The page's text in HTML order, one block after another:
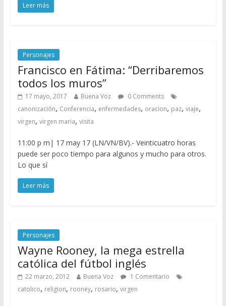
Leer más
Personajes
Francisco en Fátima: “Derribaremos
todos los muros”
17 mayo, 2017 Buena Voz
0 Comments
canonización, Conferencia, enfermedades, oracion, paz, viaje,
virgen, virgen maria, visita
11:00 p m| 17 may 17 (LN/VN/BV).- Veinticuatro horas
puede ser poco tiempo para algunos y mucho para otros.
Lo que sí
Leer más
Personajes
Wayne Rooney, la mega estrella
católica del fútbol inglés
22 marzo, 2012 Buena Voz
1 Comentario
catolico, religion, rooney, rosario, virgen